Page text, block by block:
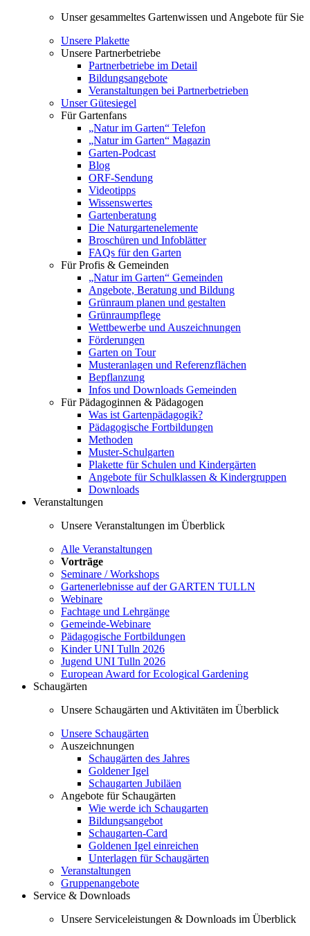
Unser gesammeltes Gartenwissen und Angebote für Sie
Unsere Plakette
Unsere Partnerbetriebe
Partnerbetriebe im Detail
Bildungsangebote
Veranstaltungen bei Partnerbetrieben
Unser Gütesiegel
Für Gartenfans
„Natur im Garten“ Telefon
„Natur im Garten“ Magazin
Garten-Podcast
Blog
ORF-Sendung
Videotipps
Wissenswertes
Gartenberatung
Die Naturgartenelemente
Broschüren und Infoblätter
FAQs für den Garten
Für Profis & Gemeinden
„Natur im Garten“ Gemeinden
Angebote, Beratung und Bildung
Grünraum planen und gestalten
Grünraumpflege
Wettbewerbe und Auszeichnungen
Förderungen
Garten on Tour
Musteranlagen und Referenzflächen
Bepflanzung
Infos und Downloads Gemeinden
Für Pädagoginnen & Pädagogen
Was ist Gartenpädagogik?
Pädagogische Fortbildungen
Methoden
Muster-Schulgarten
Plakette für Schulen und Kindergärten
Angebote für Schulklassen & Kindergruppen
Downloads
Veranstaltungen
Unsere Veranstaltungen im Überblick
Alle Veranstaltungen
Vorträge
Seminare / Workshops
Gartenerlebnisse auf der GARTEN TULLN
Webinare
Fachtage und Lehrgänge
Gemeinde-Webinare
Pädagogische Fortbildungen
Kinder UNI Tulln 2026
Jugend UNI Tulln 2026
European Award for Ecological Gardening
Schaugärten
Unsere Schaugärten und Aktivitäten im Überblick
Unsere Schaugärten
Auszeichnungen
Schaugärten des Jahres
Goldener Igel
Schaugarten Jubiläen
Angebote für Schaugärten
Wie werde ich Schaugarten
Bildungsangebot
Schaugarten-Card
Goldenen Igel einreichen
Unterlagen für Schaugärten
Veranstaltungen
Gruppenangebote
Service & Downloads
Unsere Serviceleistungen & Downloads im Überblick